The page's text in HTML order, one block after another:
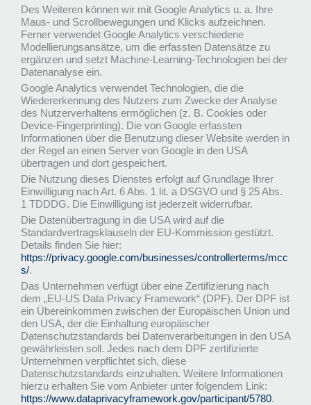
Des Weiteren können wir mit Google Analytics u. a. Ihre
Maus- und Scrollbewegungen und Klicks aufzeichnen.
Ferner verwendet Google Analytics verschiedene
Modellierungsansätze, um die erfassten Datensätze zu
ergänzen und setzt Machine-Learning-Technologien bei der
Datenanalyse ein.
Google Analytics verwendet Technologien, die die
Wiedererkennung des Nutzers zum Zwecke der Analyse
des Nutzerverhaltens ermöglichen (z. B. Cookies oder
Device-Fingerprinting). Die von Google erfassten
Informationen über die Benutzung dieser Website werden in
der Regel an einen Server von Google in den USA
übertragen und dort gespeichert.
Die Nutzung dieses Dienstes erfolgt auf Grundlage Ihrer
Einwilligung nach Art. 6 Abs. 1 lit. a DSGVO und § 25 Abs.
1 TDDDG. Die Einwilligung ist jederzeit widerrufbar.
Die Datenübertragung in die USA wird auf die
Standardvertragsklauseln der EU-Kommission gestützt.
Details finden Sie hier:
https://privacy.google.com/businesses/controllerterms/mcc
s/.
Das Unternehmen verfügt über eine Zertifizierung nach
dem „EU-US Data Privacy Framework“ (DPF). Der DPF ist
ein Übereinkommen zwischen der Europäischen Union und
den USA, der die Einhaltung europäischer
Datenschutzstandards bei Datenverarbeitungen in den USA
gewährleisten soll. Jedes nach dem DPF zertifizierte
Unternehmen verpflichtet sich, diese
Datenschutzstandards einzuhalten. Weitere Informationen
hierzu erhalten Sie vom Anbieter unter folgendem Link:
https://www.dataprivacyframework.gov/participant/5780.